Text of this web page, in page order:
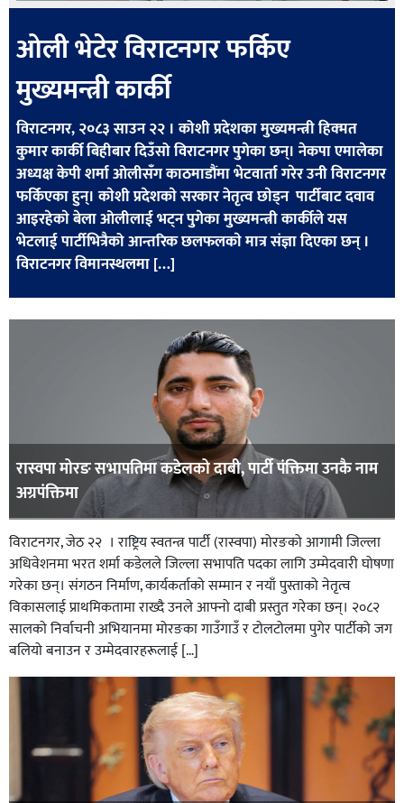
ओली भेटेर विराटनगर फर्किए
मुख्यमन्त्री कार्की
विराटनगर, २०८३ साउन २२ । कोशी प्रदेशका मुख्यमन्त्री हिक्मत
कुमार कार्की बिहीबार दिउँसो विराटनगर पुगेका छन्। नेकपा एमालेका
अध्यक्ष केपी शर्मा ओलीसँग काठमाडौंमा भेटवार्ता गरेर उनी विराटनगर
फर्किएका हुन्। काेशी प्रदेशकाे सरकार नेतृत्व छाेड्न पार्टीबाट दवाव
आइरहेकाे बेला ओलीलाई भट्न पुगेका मुख्यमन्त्री कार्कीले यस
भेटलाई पार्टीभित्रैको आन्तरिक छलफलकाे मात्र संज्ञा दिएका छन् ।
विराटनगर विमानस्थलमा […]
रास्वपा मोरङ सभापतिमा कडेलको दाबी, पार्टी पंक्तिमा उनकै नाम
अग्रपंक्तिमा
विराटनगर, जेठ २२ । राष्ट्रिय स्वतन्त्र पार्टी (रास्वपा) मोरङको आगामी जिल्ला
अधिवेशनमा भरत शर्मा कडेलले जिल्ला सभापति पदका लागि उम्मेदवारी घोषणा
गरेका छन्। संगठन निर्माण, कार्यकर्ताको सम्मान र नयाँ पुस्ताको नेतृत्व
विकासलाई प्राथमिकतामा राख्दै उनले आफ्नो दाबी प्रस्तुत गरेका छन्। २०८२
सालको निर्वाचनी अभियानमा मोरङका गाउँगाउँ र टोलटोलमा पुगेर पार्टीको जग
बलियो बनाउन र उम्मेदवारहरूलाई […]